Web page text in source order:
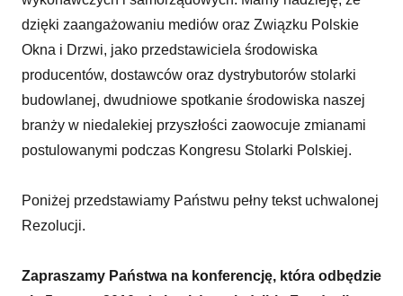
dzięki zaangażowaniu mediów oraz Związku Polskie
Okna i Drzwi, jako przedstawiciela środowiska
producentów, dostawców oraz dystrybutorów stolarki
budowlanej, dwudniowe spotkanie środowiska naszej
branży w niedalekiej przyszłości zaowocuje zmianami
postulowanymi podczas Kongresu Stolarki Polskiej.
Poniżej przedstawiamy Państwu pełny tekst uchwalonej
Rezolucji.
Zapraszamy Państwa na konferencję, która odbędzie